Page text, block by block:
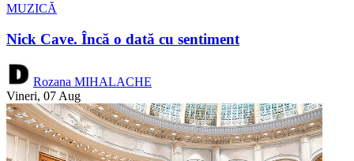
MUZICĂ
Nick Cave. Încă o dată cu sentiment
Rozana MIHALACHE
Vineri, 07 Aug